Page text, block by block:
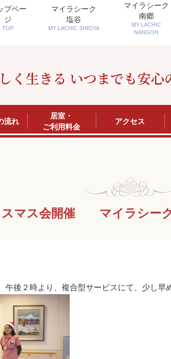
プペー
ジ
TOP
マイラシーク
塩谷
MY LACHIC SHIOYA
マイラシーク
南郷
MY LACHIC
NANGOH
く生きる いつまでも安心
流れ
居室・
ご利用料金
アクセス
スマス会開催 マイラシーク
後２時より、複合型サービスにて、少し早